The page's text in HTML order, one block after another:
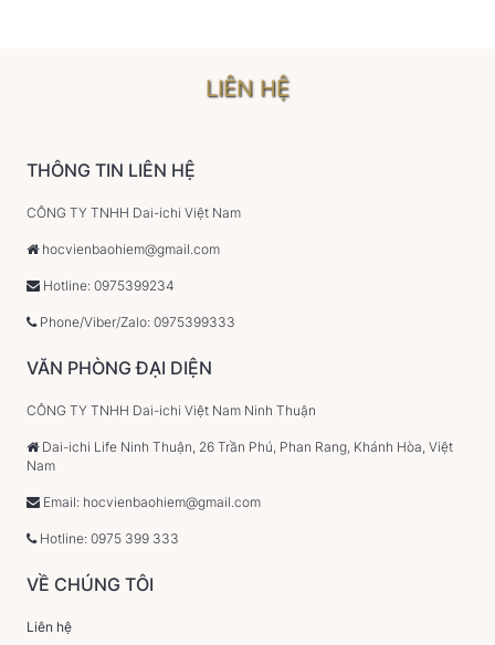
LIÊN HỆ
THÔNG TIN LIÊN HỆ
CÔNG TY TNHH Dai-ichi Việt Nam
hocvienbaohiem@gmail.com
Hotline: 0975399234
Phone/Viber/Zalo: 0975399333
VĂN PHÒNG ĐẠI DIỆN
CÔNG TY TNHH Dai-ichi Việt Nam Ninh Thuận
Dai-ichi Life Ninh Thuận, 26 Trần Phú, Phan Rang, Khánh Hòa, Việt
Nam
Email: hocvienbaohiem@gmail.com
Hotline: 0975 399 333
VỀ CHÚNG TÔI
Liên hệ